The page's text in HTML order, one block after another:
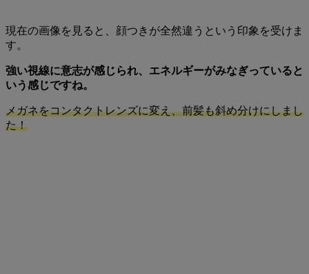
現在の画像を見ると、顔つきが全然違うという印象を受けま
す。
強い視線に意志が感じられ、エネルギーがみなぎっていると
いう感じですね。
メガネをコンタクトレンズに変え、前髪も斜め分けにしまし
た！